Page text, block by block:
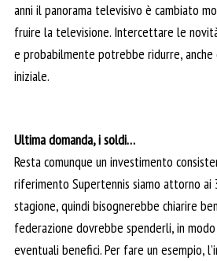
anni il panorama televisivo è cambiato
fruire la televisione. Intercettare le
e probabilmente potrebbe ridurre,
iniziale.
Ultima domanda, i soldi…
Resta comunque un investimento
riferimento Supertennis siamo attorno ai
stagione, quindi bisognerebbe chiarire
federazione dovrebbe spenderli, in
eventuali benefici. Per fare un esempio,